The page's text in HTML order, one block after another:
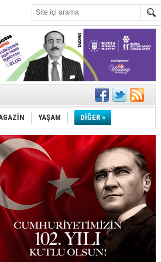
ihracat
YAŞAM DİĞER »